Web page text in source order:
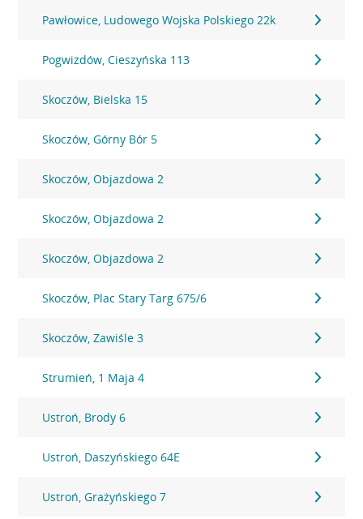
Pawłowice, Ludowego Wojska Polskiego 22k
Pogwizdów, Cieszyńska 113
Skoczów, Bielska 15
Skoczów, Górny Bór 5
Skoczów, Objazdowa 2
Skoczów, Objazdowa 2
Skoczów, Objazdowa 2
Skoczów, Plac Stary Targ 675/6
Skoczów, Zawiśle 3
Strumień, 1 Maja 4
Ustroń, Brody 6
Ustroń, Daszyńskiego 64E
Ustroń, Grażyńskiego 7